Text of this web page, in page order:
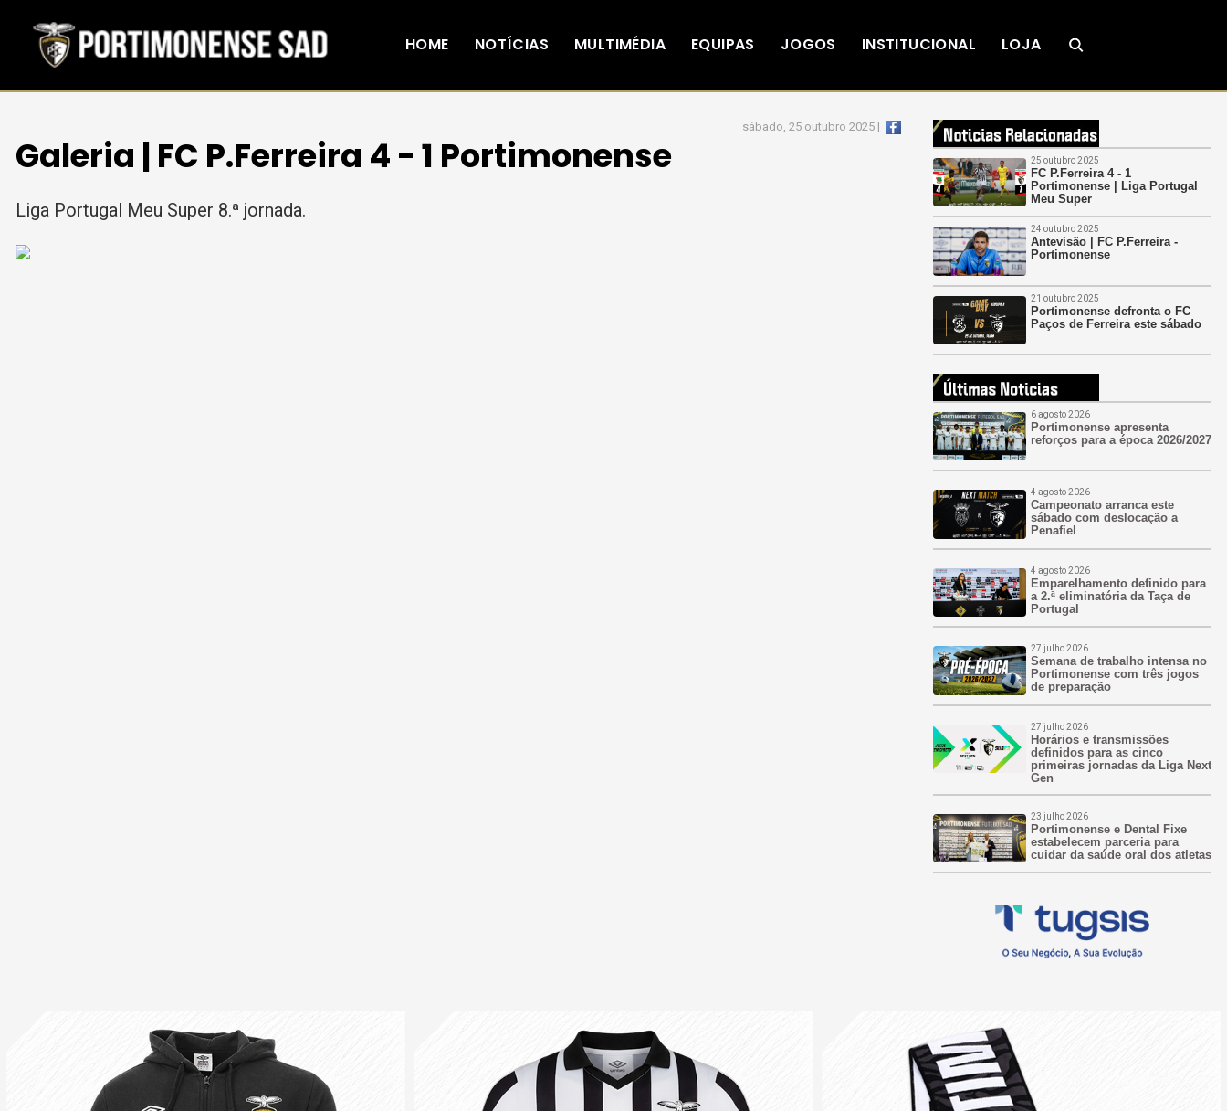
HOME NOTÍCIAS MULTIMÉDIA EQUIPAS JOGOS INSTITUCIONAL LOJA
sábado, 25 outubro 2025 |
Galeria | FC P.Ferreira 4 - 1 Portimonense
Liga Portugal Meu Super 8.ª jornada.
25 outubro 2025
FC P.Ferreira 4 - 1
Portimonense | Liga Portugal
Meu Super
24 outubro 2025
Antevisão | FC P.Ferreira -
Portimonense
21 outubro 2025
Portimonense defronta o FC
Paços de Ferreira este sábado
6 agosto 2026
Portimonense apresenta
reforços para a época 2026/2027
4 agosto 2026
Campeonato arranca este
sábado com deslocação a
Penafiel
4 agosto 2026
Emparelhamento definido para
a 2.ª eliminatória da Taça de
Portugal
27 julho 2026
Semana de trabalho intensa no
Portimonense com três jogos
de preparação
27 julho 2026
Horários e transmissões
definidos para as cinco
primeiras jornadas da Liga Next
Gen
23 julho 2026
Portimonense e Dental Fixe
estabelecem parceria para
cuidar da saúde oral dos atletas